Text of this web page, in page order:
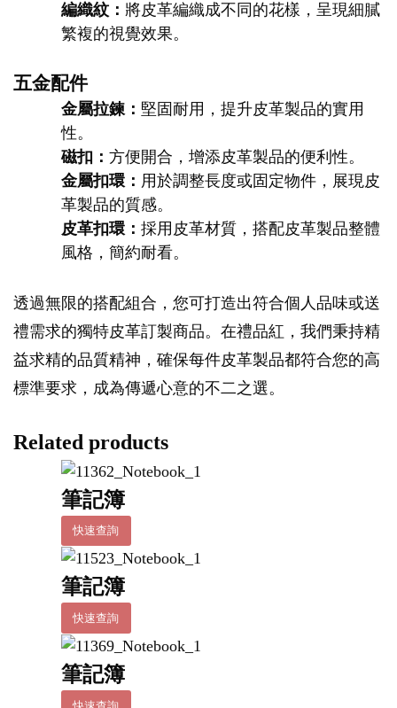
編織紋： 將皮革編織成不同的花樣，呈現細膩
繁複的視覺效果。
五金配件
金屬拉鍊： 堅固耐用，提升皮革製品的實用
性。
磁扣： 方便開合，增添皮革製品的便利性。
金屬扣環： 用於調整長度或固定物件，展現皮
革製品的質感。
皮革扣環： 採用皮革材質，搭配皮革製品整體
風格，簡約耐看。
透過無限的搭配組合，您可打造出符合個人品味或送
禮需求的獨特皮革訂製商品。在禮品紅，我們秉持精
益求精的品質精神，確保每件皮革製品都符合您的高
標準要求，成為傳遞心意的不二之選。
Related products
筆記簿
快速查詢
筆記簿
快速查詢
筆記簿